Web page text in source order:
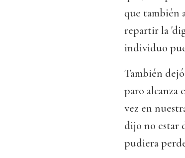
que también
repartir la
individuo
También
paro alcanza
vez en
dijo no estar
pudiera